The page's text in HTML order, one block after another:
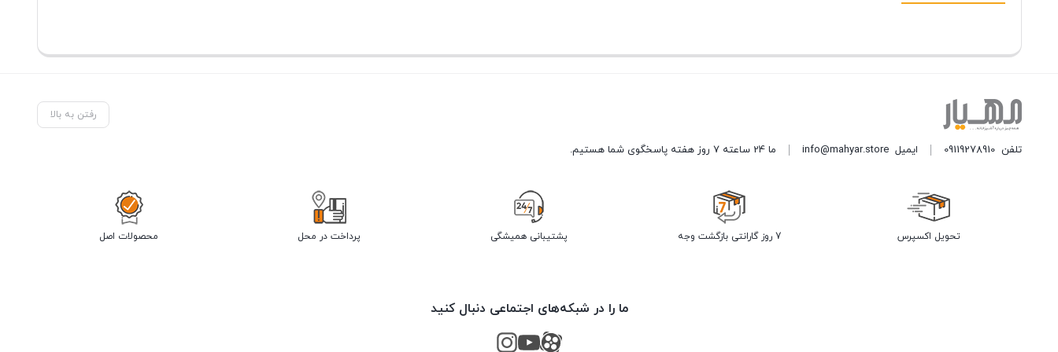
رفتن به بالا
تلفن09119278910 ایمیلinfo@mahyar.store ما 24 ساعته 7 روز هفته پاسخگوی شما هستیم.
تحویل اکسپرس 7 روز گارانتی بازگشت وجه پشتیبانی همیشگی پرداخت در محل محصولات اصل
ما را در شبکه‌های اجتماعی دنبال کنید